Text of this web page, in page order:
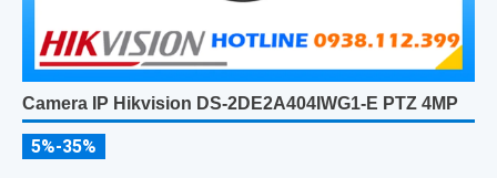
Camera IP Hikvision DS-2DE2A404IWG1-E PTZ 4MP
5%-35%